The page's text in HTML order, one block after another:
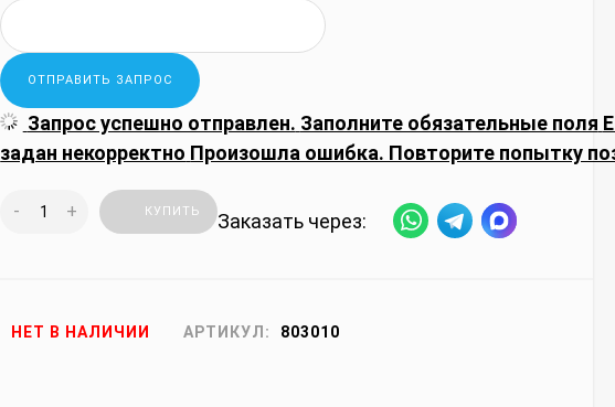
Запрос успешно отправлен. Заполните обязательные поля
задан некорректно Произошла ошибка. Повторите попытку
- + КУПИТЬ Заказать через:
НЕТ В НАЛИЧИИ АРТИКУЛ: 803010